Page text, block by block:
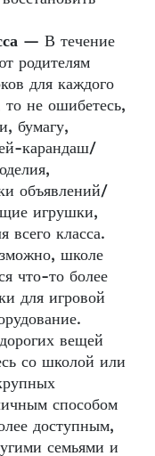
— В течение
родителям
для каждого
то не ошибетесь,
бумагу,
карандаш/
объявлений/
игрушки,
всего класса.
школе
что-то более
для игровой
вещей
со школой или
способом
доступным,
семьями и